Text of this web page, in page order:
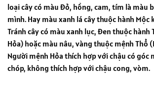
loại cây có màu đỏ, hồng, cam, tím là màu
mình. Hay màu xanh lá cây thuộc hành Mộc
Tránh cây có màu xanh lục, đen thuộc hành
Hỏa) hoặc màu nâu, vàng thuộc mệnh Thổ
Người mệnh Hỏa thích hợp với chậu có góc
chóp, không thích hợp với chậu cong, vòm.